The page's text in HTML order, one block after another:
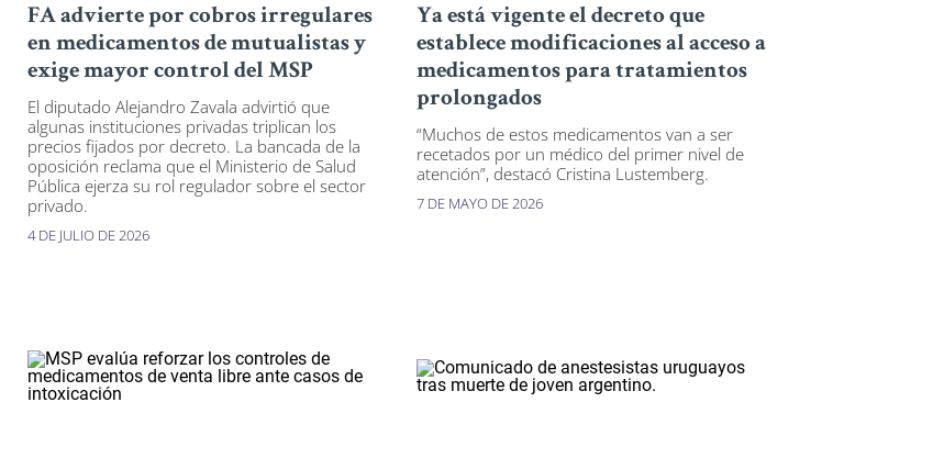
FA advierte por cobros irregulares
en medicamentos de mutualistas y
exige mayor control del MSP
El diputado Alejandro Zavala advirtió que
algunas instituciones privadas triplican los
precios fijados por decreto. La bancada de la
oposición reclama que el Ministerio de Salud
Pública ejerza su rol regulador sobre el sector
privado.
4 DE JULIO DE 2026
Ya está vigente el decreto que
establece modificaciones al acceso a
medicamentos para tratamientos
prolongados
“Muchos de estos medicamentos van a ser
recetados por un médico del primer nivel de
atención”, destacó Cristina Lustemberg.
7 DE MAYO DE 2026